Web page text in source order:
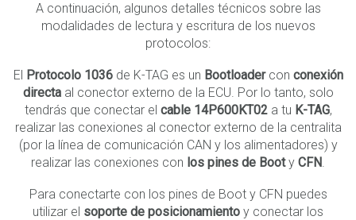
A continuación, algunos detalles técnicos sobre las
modalidades de lectura y escritura de los nuevos
protocolos:
El Protocolo 1036 de K-TAG es un Bootloadercon conexión
directaal conector externo de la ECU. Por lo tanto, solo
tendrás que conectar el cable 14P600KT02a tu K-TAG,
realizar las conexiones al conector externo de la centralita
(por la línea de comunicación CAN y los alimentadores) y
realizar las conexiones con los pines de Booty CFN.
Para conectarte con los pines de Boot y CFN puedes
utilizar el soporte de posicionamiento y conectar los